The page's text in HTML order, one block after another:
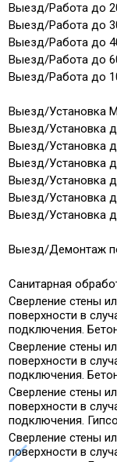
Выезд/Работа до
Выезд/Работа до
Выезд/Работа до
Выезд/Работа до
Выезд/Работа до
Выезд/Установка
Выезд/Установка
Выезд/Установка
Выезд/Установка
Выезд/Установка
Выезд/Установка
Выезд/Установка
Выезд/Демонтаж
Санитарная
Сверление стены
поверхности в
подключения.
Сверление стены
поверхности в
подключения.
Сверление стены
поверхности в
подключения.
Сверление стены
поверхности в